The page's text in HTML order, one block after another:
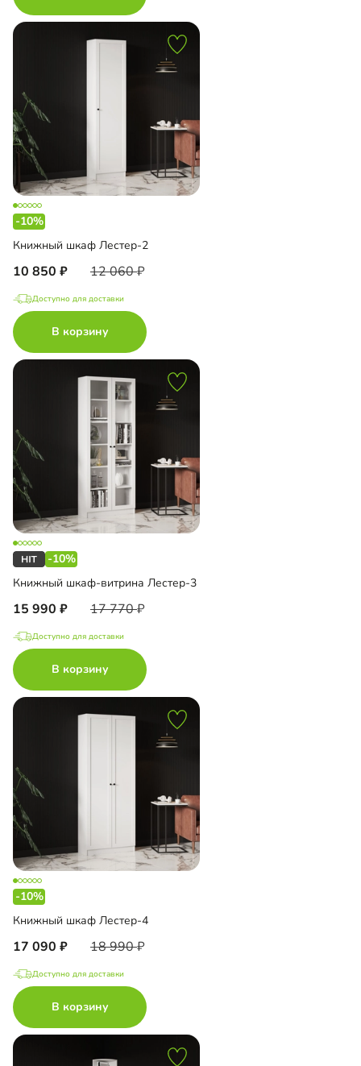
-10%
Книжный шкаф Лестер-2
10 850 12 060
Доступно для доставки
В корзину
-10%
Книжный шкаф-витрина Лестер-3
15 990 17 770
Доступно для доставки
В корзину
-10%
Книжный шкаф Лестер-4
17 090 18 990
Доступно для доставки
В корзину